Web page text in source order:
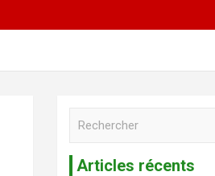
Articles récents